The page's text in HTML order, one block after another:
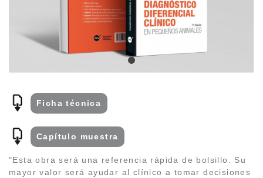
Ficha técnica
Capí­tulo muestra
"Esta obra será una referencia rápida de bolsillo. Su
mayor valor será ayudar al clí­nico a tomar decisiones